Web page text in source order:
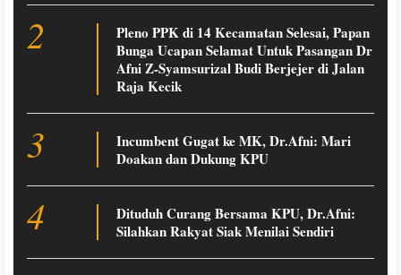
2
Pleno PPK di 14 Kecamatan Selesai, Papan
Bunga Ucapan Selamat Untuk Pasangan Dr
Afni Z-Syamsurizal Budi Berjejer di Jalan
Raja Kecik
3
Incumbent Gugat ke MK, Dr.Afni: Mari
Doakan dan Dukung KPU
4
Dituduh Curang Bersama KPU, Dr.Afni:
Silahkan Rakyat Siak Menilai Sendiri